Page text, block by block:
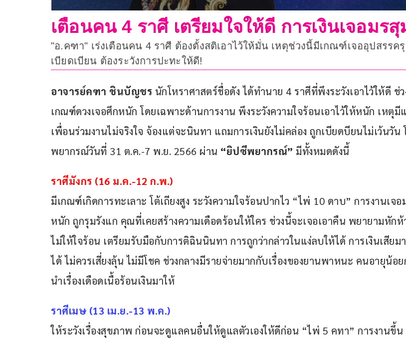
เตือนคน 4 ราศี เตรียมใจให้ดี การเงินเจอม
"อ.คฑา" เร่งเตือนคน 4 ราศี ต้องตั้งสติเอาไว้ให้มั่น เหตุช่วงนี้มีเกณฑ์เจออุปสรรค
เบียดเบียน ต้องระวังการปะทะให้ดี!
อาจารย์คฑา ชินบัญชร นักโหราศาสตร์ชื่อดัง ได้ทำนาย 4 ราศีที่พึงระวังเอาไว้ให้ดี ช่
เกณฑ์ดวงเจอศึกหนัก โดยเฉพาะด้านการงาน พึงระวังความใจร้อนเอาไว้ให้หนัก เหตุมี
เพื่อนร่วมงานไม่จริงใจ จ้องแต่จะนินทา แถมการเงินยังไม่คล่อง ถูกเบียดบียนไม่เว้นวัน
พยากรณ์วันที่ 31 ต.ค.-7 พ.ย. 2566 ผ่าน “ยิปซีพยากรณ์” มีทั้งหมดดังนี้
ราศีมังกร (16 ม.ค.-12 ก.พ.)
มีเกณฑ์เกิดการทะเลาะ โต้เถียงสูง ระวังความใจร้อนปากไว “ไพ่ 10 ดาบ” การงานเจอ
หนัก ถูกรุมรังแก คุณที่เคยสร้างความเดือดร้อนให้ใคร ช่วงนี้จะเจอเอาคืน พยายามหักห้
ไม่ให้ใจร้อน เตรียมรับมือกับการติฉินนินทา การถูกว่ากล่าวในแง่ลบให้ได้ การเงินเสียม
ได้ ไม่ควรเสี่ยงลุ้น ไม่มีโชค ช่วงกลางมีรายจ่ายมากกับเรื่องของยานพาหนะ คนอายุน้อย
นำเรื่องเดือดเนื้อร้อนเงินมาให้
ราศีเมษ (13 เม.ย.-13 พ.ค.)
ให้ระวังเรื่องสุขภาพ ก่อนจะดูแลคนอื่นให้ดูแลตัวเองให้ดีก่อน “ไพ่ 5 คทา” การงานขึ้น